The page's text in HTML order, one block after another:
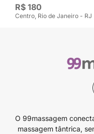
R$ 180
Centro, Rio de Janeiro - RJ
O 99massagem
massagem tântrica,